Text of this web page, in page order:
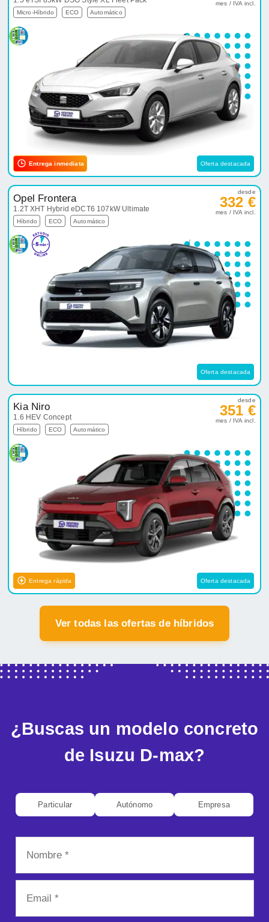
Micro-Híbrido ECO Automático
mes / IVA incl.
Entrega inmediata Oferta destacada
Opel Frontera
1.2T XHT Hybrid eDCT6 107kW Ultimate
Híbrido ECO Automático
desde
332 €
mes / IVA incl.
Oferta destacada
Kia Niro
1.6 HEV Concept
Híbrido ECO Automático
desde
351 €
mes / IVA incl.
Entrega rápida Oferta destacada
Ver todas las ofertas de híbridos
¿Buscas un modelo concreto
de Isuzu D-max?
Particular Autónomo Empresa